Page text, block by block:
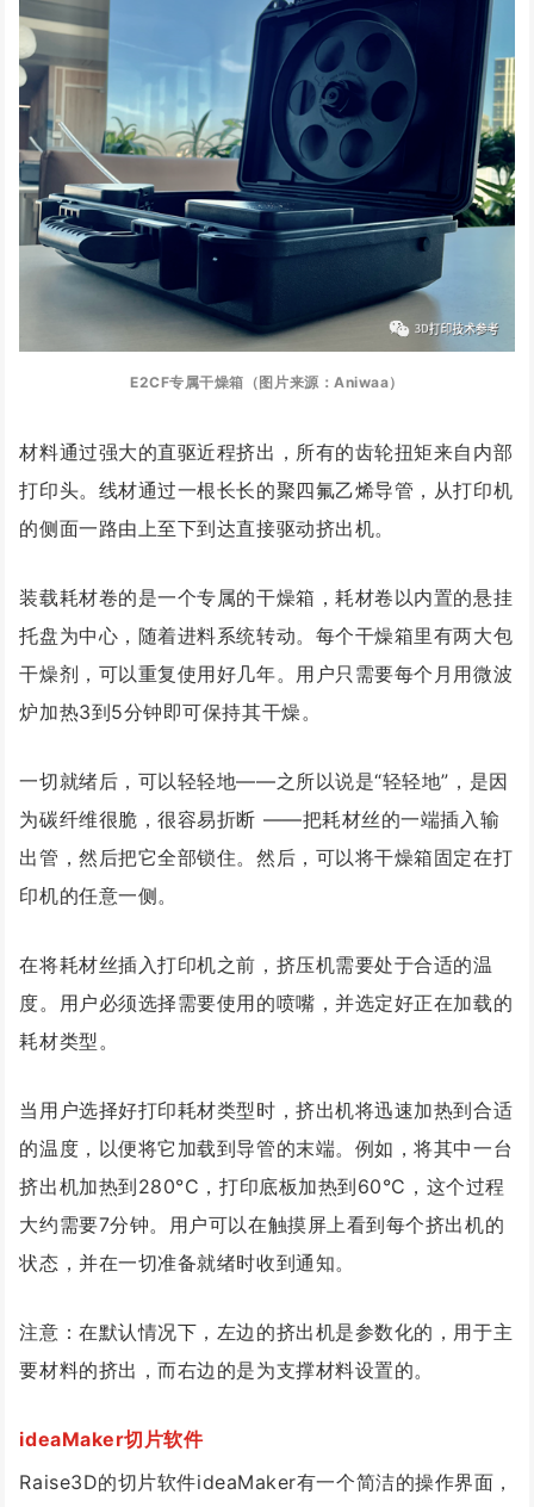
E2CF专属干燥箱（图片来源：Aniwaa）
材料通过强大的直驱近程挤出，所有的齿轮扭矩来自内部
打印头。线材通过一根长长的聚四氟乙烯导管，从打印机
的侧面一路由上至下到达直接驱动挤出机。
装载耗材卷的是一个专属的干燥箱，耗材卷以内置的悬挂
托盘为中心，随着进料系统转动。每个干燥箱里有两大包
干燥剂，可以重复使用好几年。用户只需要每个月用微波
炉加热3到5分钟即可保持其干燥。
一切就绪后，可以轻轻地——之所以说是“轻轻地”，是因
为碳纤维很脆，很容易折断 ——把耗材丝的一端插入输
出管，然后把它全部锁住。然后，可以将干燥箱固定在打
印机的任意一侧。
在将耗材丝插入打印机之前，挤压机需要处于合适的温
度。用户必须选择需要使用的喷嘴，并选定好正在加载的
耗材类型。
当用户选择好打印耗材类型时，挤出机将迅速加热到合适
的温度，以便将它加载到导管的末端。例如，将其中一台
挤出机加热到280°C，打印底板加热到60°C，这个过程
大约需要7分钟。用户可以在触摸屏上看到每个挤出机的
状态，并在一切准备就绪时收到通知。
注意：在默认情况下，左边的挤出机是参数化的，用于主
要材料的挤出，而右边的是为支撑材料设置的。
ideaMaker切片软件
Raise3D的切片软件ideaMaker有一个简洁的操作界面，